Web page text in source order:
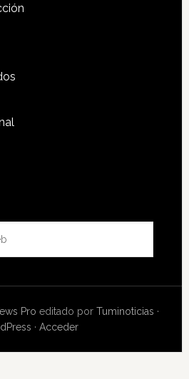
Pro editado porTuminoticias ·
· Acceder